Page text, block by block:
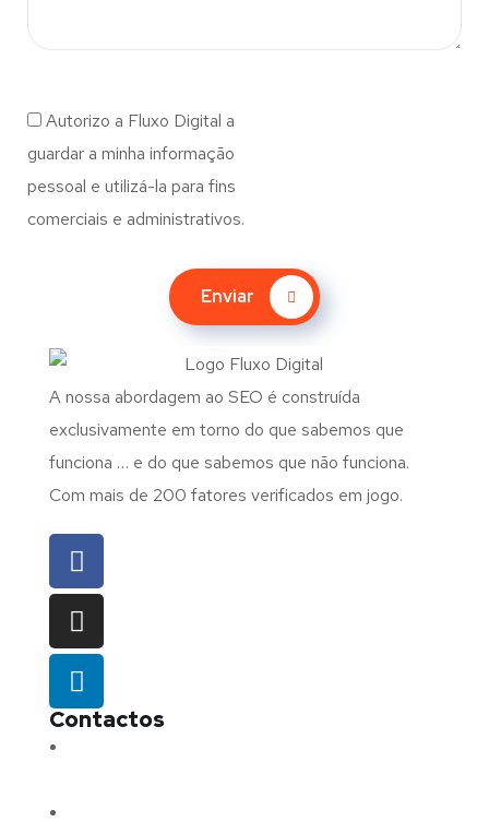
Autorizo a Fluxo Digital a
guardar a minha informação
pessoal e utilizá-la para fins
comerciais e administrativos.
Enviar
A nossa abordagem ao SEO é construída
exclusivamente em torno do que sabemos que
funciona … e do que sabemos que não funciona.
Com mais de 200 fatores verificados em jogo.
Contactos